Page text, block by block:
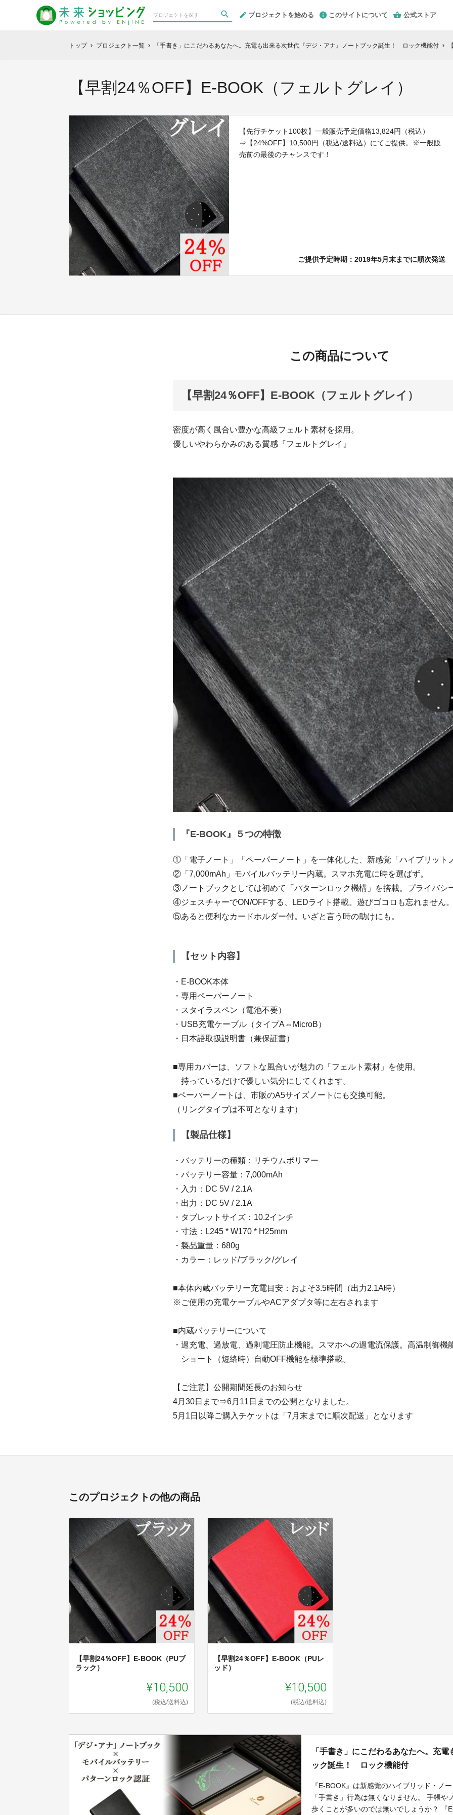
プロジェクトを始める このサイトについて 公式ストア
トップ chevron_right プロジェクト一覧 chevron_right 「手書き」にこだわるあなたへ。充電も出来る次世代『デジ・アナ』ノートブック誕生！ ロック機能付 chevron_right
【早割24％OFF】E-BOOK（フェルトグレイ）
【先行チケット100枚】一般販売予定価格13,824円（税込）
⇒【24%OFF】10,500円（税込/送料込）にてご提供。※一般販
売前の最後のチャンスです！
ご提供予定時期：2019年5月末までに順次発送
この商品について
【早割24％OFF】E-BOOK（フェルトグレイ）
密度が高く風合い豊かな高級フェルト素材を採用。
優しいやわらかみのある質感『フェルトグレイ』
『E-BOOK』５つの特徴
①「電子ノート」「ペーパーノート」を一体化した、新感覚「ハイブリット
②「7,000mAh」モバイルバッテリー内蔵。スマホ充電に時を選ばず。
③ノートブックとしては初めて「パターンロック機構」を搭載。プライバシ
④ジェスチャーでON/OFFする、LEDライト搭載。遊びゴコロも忘れません
⑤あると便利なカードホルダー付。いざと言う時の助けにも。
【セット内容】
・E-BOOK本体
・専用ペーパーノート
・スタイラスペン（電池不要）
・USB充電ケーブル（タイプA⇔MicroB）
・日本語取扱説明書（兼保証書）
■専用カバーは、ソフトな風合いが魅力の「フェルト素材」を使用。
持っているだけで優しい気分にしてくれます。
■ペーパーノートは、市販のA5サイズノートにも交換可能。
（リングタイプは不可となります）
【製品仕様】
・バッテリーの種類：リチウムポリマー
・バッテリー容量：7,000mAh
・入力：DC 5V / 2.1A
・出力：DC 5V / 2.1A
・タブレットサイズ：10.2インチ
・寸法：L245 * W170 * H25mm
・製品重量：680g
・カラー：レッド/ブラック/グレイ
■本体内蔵バッテリー充電目安：およそ3.5時間（出力2.1A時）
※ご使用の充電ケーブルやACアダプタ等に左右されます
■内蔵バッテリーについて
・過充電、過放電、過剰電圧防止機能。スマホへの過電流保護。高温制御機
ショート（短絡時）自動OFF機能を標準搭載。
【ご注意】公開期間延長のお知らせ
4月30日まで⇒6月11日までの公開となりました。
5月1日以降ご購入チケットは「7月末までに順次配送」となります
このプロジェクトの他の商品
【早割24％OFF】E-BOOK（PUブ
ラック）
¥10,500
(税込/送料込)
【早割24％OFF】E-BOOK（PUレ
ッド）
¥10,500
(税込/送料込)
「手書き」にこだわるあなたへ。充
ック誕生！ ロック機能付
『E-BOOK』は新感覚のハイブリッド・ノ
「手書き」行為は無くなりません。 手帳
歩くことが多いのでは無いでしょうか？ 『